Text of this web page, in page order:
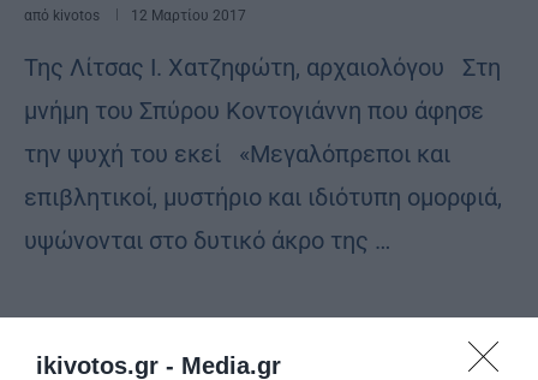
ikivotos.gr - Media.gr
από kivotos 12 Μαρτίου 2017
Της Λίτσας Ι. Χατζηφώτη, αρχαιολόγου Στη
μνήμη του Σπύρου Κοντογιάννη που άφησε
την ψυχή του εκεί «Μεγαλόπρεποι και
επιβλητικοί, μυστήριο και ιδιότυπη ομορφιά,
υψώνονται στο δυτικό άκρο της …